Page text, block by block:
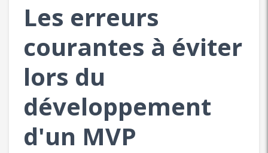
Les erreurs
courantes à éviter
lors du
développement
d'un MVP